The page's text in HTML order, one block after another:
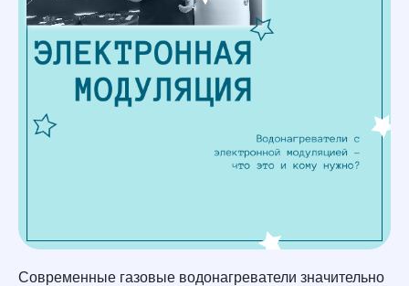
Современные газовые водонагреватели значительно